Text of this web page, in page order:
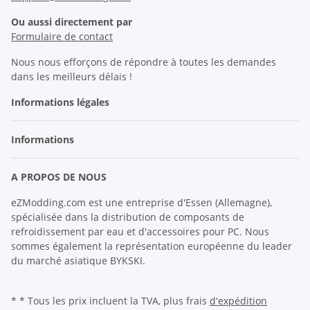
Ou aussi directement par
Formulaire de contact
Nous nous efforçons de répondre à toutes les demandes
dans les meilleurs délais !
Informations légales
Informations
A PROPOS DE NOUS
eZModding.com est une entreprise d'Essen (Allemagne),
spécialisée dans la distribution de composants de
refroidissement par eau et d'accessoires pour PC. Nous
sommes également la représentation européenne du leader
du marché asiatique BYKSKI.
* * Tous les prix incluent la TVA, plus frais d'expédition